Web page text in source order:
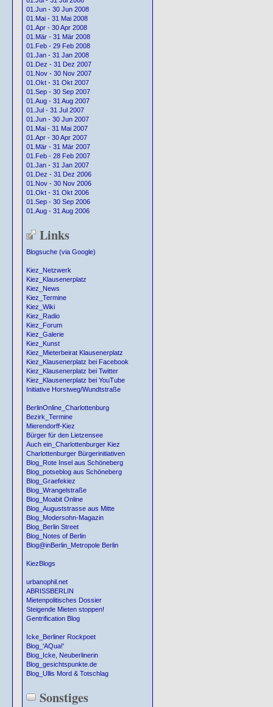
01.Jun - 30 Jun 2008
01.Mai - 31 Mai 2008
01.Apr - 30 Apr 2008
01.Mär - 31 Mär 2008
01.Feb - 29 Feb 2008
01.Jan - 31 Jan 2008
01.Dez - 31 Dez 2007
01.Nov - 30 Nov 2007
01.Okt - 31 Okt 2007
01.Sep - 30 Sep 2007
01.Aug - 31 Aug 2007
01.Jul - 31 Jul 2007
01.Jun - 30 Jun 2007
01.Mai - 31 Mai 2007
01.Apr - 30 Apr 2007
01.Mär - 31 Mär 2007
01.Feb - 28 Feb 2007
01.Jan - 31 Jan 2007
01.Dez - 31 Dez 2006
01.Nov - 30 Nov 2006
01.Okt - 31 Okt 2006
01.Sep - 30 Sep 2006
01.Aug - 31 Aug 2006
Links
Blogsuche (via Google)
Kiez_Netzwerk
Kiez_Klausenerplatz
Kiez_News
Kiez_Termine
Kiez_Wiki
Kiez_Radio
Kiez_Forum
Kiez_Galerie
Kiez_Kunst
Kiez_Mieterbeirat Klausenerplatz
Kiez_Klausenerplatz bei Facebook
Kiez_Klausenerplatz bei Twitter
Kiez_Klausenerplatz bei YouTube
Initiative Horstweg/Wundtstraße
BerlinOnline_Charlottenburg
Bezirk_Termine
Mierendorff-Kiez
Bürger für den Lietzensee
Auch ein_Charlottenburger Kiez
Charlottenburger Bürgerinitiativen
Blog_Rote Insel aus Schöneberg
Blog_potseblog aus Schöneberg
Blog_Graefekiez
Blog_Wrangelstraße
Blog_Moabit Online
Blog_Auguststrasse aus Mitte
Blog_Modersohn-Magazin
Blog_Berlin Street
Blog_Notes of Berlin
Blog@inBerlin_Metropole Berlin
KiezBlogs
urbanophil.net
ABRISSBERLIN
Mietenpolitisches Dossier
Steigende Mieten stoppen!
Gentrification Blog
Icke_Berliner Rockpoet
Blog_'AQua!'
Blog_Icke, Neuberlinerin
Blog_gesichtspunkte.de
Blog_Ullis Mord & Totschlag
Sonstiges